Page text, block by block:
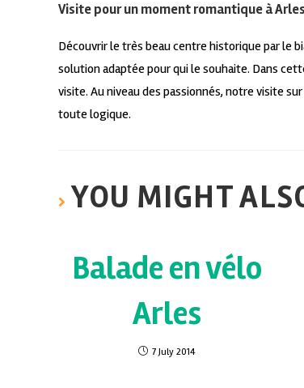
Visite pour un moment romantique à
Découvrir le très beau centre historique par le
solution adaptée pour qui le souhaite. Dans
visite. Au niveau des passionnés, notre visite
toute logique.
YOU MIGHT
Balade en vélo
Arles
7 July 2014